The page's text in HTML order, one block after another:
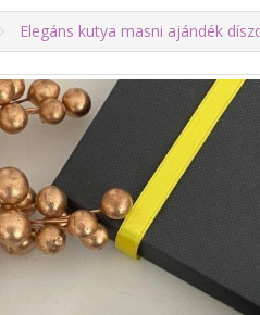
Elegáns kutya masni ajándék